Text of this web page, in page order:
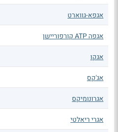
אגפא-גווארט
אגפה ATP קורפוריישן
אגקו
אג'קס
אגרונומיקס
אגרי ריאלטי